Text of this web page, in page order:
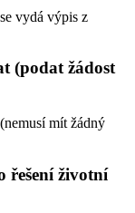
vydá výpis z
(podat žádost
mít žádný
řešení životní